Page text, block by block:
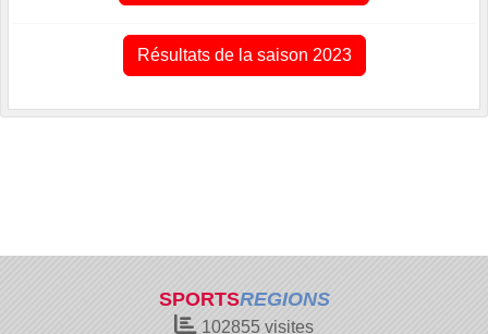
Résultats de la saison 2023
SPORTSREGIONS
102855 visites